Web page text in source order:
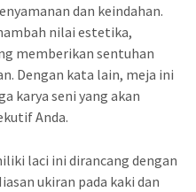
dan keindahan.
nilai estetika,
memberikan sentuhan
Dengan kata lain, meja ini
karya seni yang akan
Anda.
laci ini dirancang dengan
ukiran pada kaki dan